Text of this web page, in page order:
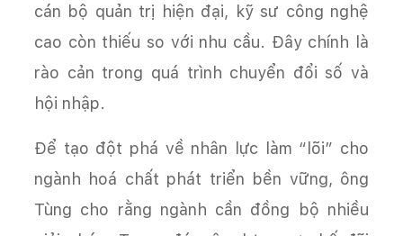
cán bộ quản trị hiện đại, kỹ sư công nghệ
cao còn thiếu so với nhu cầu. Đây chính là
rào cản trong quá trình chuyển đổi số và
hội nhập.
Để tạo đột phá về nhân lực làm “lõi” cho
ngành hoá chất phát triển bền vững, ông
Tùng cho rằng ngành cần đồng bộ nhiều